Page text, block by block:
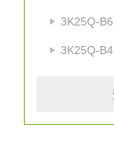
3K25Q-B6
3K25Q-B4